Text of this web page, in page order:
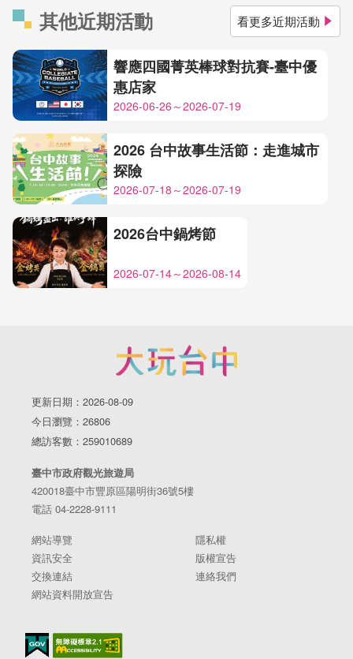
其他近期活動 看更多近期活動
響應四國菁英棒球對抗賽-臺中優
惠店家
2026-06-26～2026-07-19
2026 台中故事生活節：走進城市
探險
2026-07-18～2026-07-19
2026台中鍋烤節
2026-07-14～2026-08-14
更新日期：2026-08-09
今日瀏覽：26806
總訪客數：259010689
臺中市政府觀光旅遊局
420018臺中市豐原區陽明街36號5樓
電話 04-2228-9111
網站導覽
隱私權
資訊安全
版權宣告
交換連結
連絡我們
網站資料開放宣告